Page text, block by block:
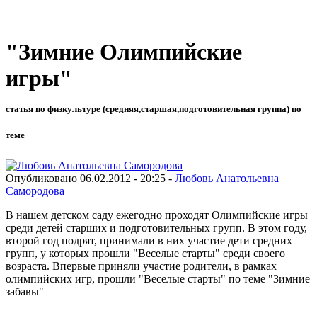
"Зимние Олимпийские
игры"
статья по физкультуре (средняя,старшая,подготовительная группа) по
теме
Опубликовано 06.02.2012 - 20:25 - Любовь Анатольевна
Самородова
В нашем детском саду ежегодно проходят Олимпийские игры
среди детей старших и подготовительных групп. В этом году,
второй год подрят, принимали в них участие дети средних
групп, у которых прошли "Веселые старты" среди своего
возраста. Впервые приняли участие родители, в рамках
олимпийских игр, прошли "Веселые старты" по теме "Зимние
забавы"